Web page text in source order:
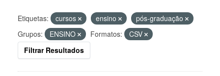
Etiquetas: cursos ensino
pós-graduação
Grupos:
ENSINO Formatos:
CSV
Filtrar Resultados